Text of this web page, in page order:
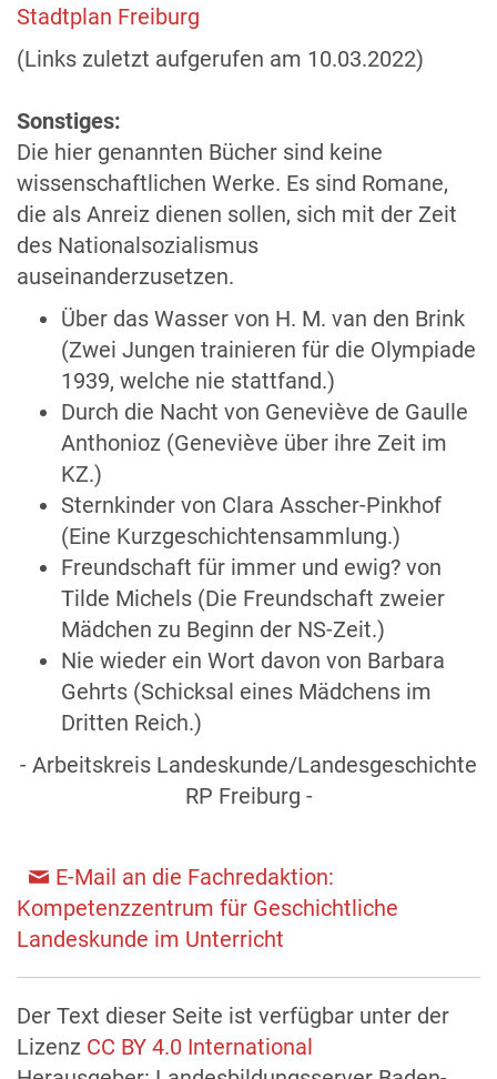
Stadtplan Freiburg
(Links zuletzt aufgerufen am 10.03.2022)
Sonstiges:
Die hier genannten Bücher sind keine
wissenschaftlichen Werke. Es sind Romane,
die als Anreiz dienen sollen, sich mit der Zeit
des Nationalsozialismus
auseinanderzusetzen.
Über das Wasser von H. M. van den Brink
(Zwei Jungen trainieren für die Olympiade
1939, welche nie stattfand.)
Durch die Nacht von Geneviève de Gaulle
Anthonioz (Geneviève über ihre Zeit im
KZ.)
Sternkinder von Clara Asscher-Pinkhof
(Eine Kurzgeschichtensammlung.)
Freundschaft für immer und ewig? von
Tilde Michels (Die Freundschaft zweier
Mädchen zu Beginn der NS-Zeit.)
Nie wieder ein Wort davon von Barbara
Gehrts (Schicksal eines Mädchens im
Dritten Reich.)
- Arbeitskreis Landeskunde/Landesgeschichte
RP Freiburg -
E-Mail an die Fachredaktion:
Kompetenzzentrum für Geschichtliche
Landeskunde im Unterricht
Der Text dieser Seite ist verfügbar unter der
Lizenz CC BY 4.0 International